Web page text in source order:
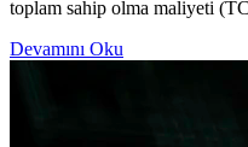
toplam sahip olma maliyeti
Devamını Oku